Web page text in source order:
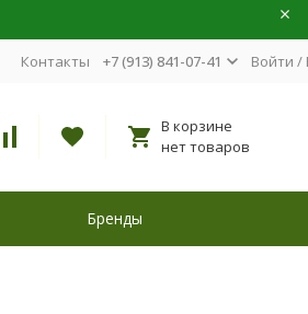
Контакты +7 (913) 841-07-41 Войти /
В корзине
нет товаров
Бренды